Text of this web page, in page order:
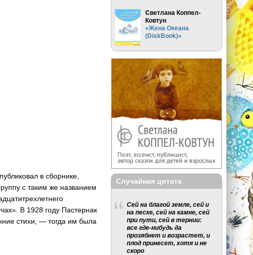
в сборнике,
с таким же названием
В 1928 году Пастернак
стихи, — тогда им была
Светлана Коппел-
Ковтун
«Жена Океана
(DiskBook)»
Случайная цитата
Сей на благой земле, сей и
на песке, сей на камне, сей
при пути, сей в тернии:
все где-нибудь да
прозябнет и возрастет, и
плод принесет, хотя и не
скоро